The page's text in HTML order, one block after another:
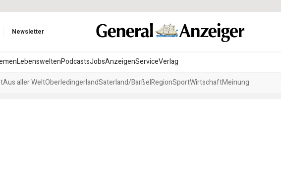
Newsletter
LebensweltenPodcastsJobsAnzeigenServiceVerlag
Aus aller WeltOberledingerlandSaterland/BarßelRegionSportWirtschaftMeinung